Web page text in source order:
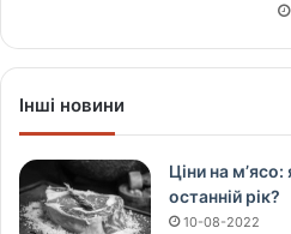
Інші новини
Ціни на м’ясо:
останній рік?
10-08-2022